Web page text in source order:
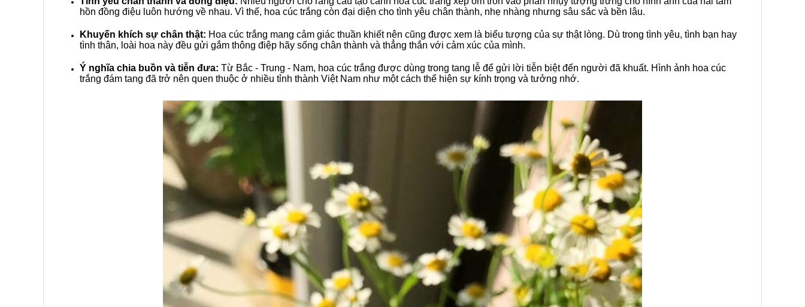
hồn đồng điệu luôn hướng về nhau. Vì thế, hoa cúc trắng còn đại diện cho tình yêu chân thành, nhẹ nhàng nhưng sâu sắc và bền lâu.
Khuyến khích sự chân thật: Hoa cúc trắng mang cảm giác thuần khiết nên cũng được xem là biểu tượng của sự thật lòng. Dù trong tình yêu, tình bạn hay
tình thân, loài hoa này đều gửi gắm thông điệp hãy sống chân thành và thẳng thắn với cảm xúc của mình.
Ý nghĩa chia buồn và tiễn đưa: Từ Bắc - Trung - Nam, hoa cúc trắng được dùng trong tang lễ để gửi lời tiễn biệt đến người đã khuất. Hình ảnh hoa cúc
trắng đám tang đã trở nên quen thuộc ở nhiều tỉnh thành Việt Nam như một cách thể hiện sự kính trọng và tưởng nhớ.